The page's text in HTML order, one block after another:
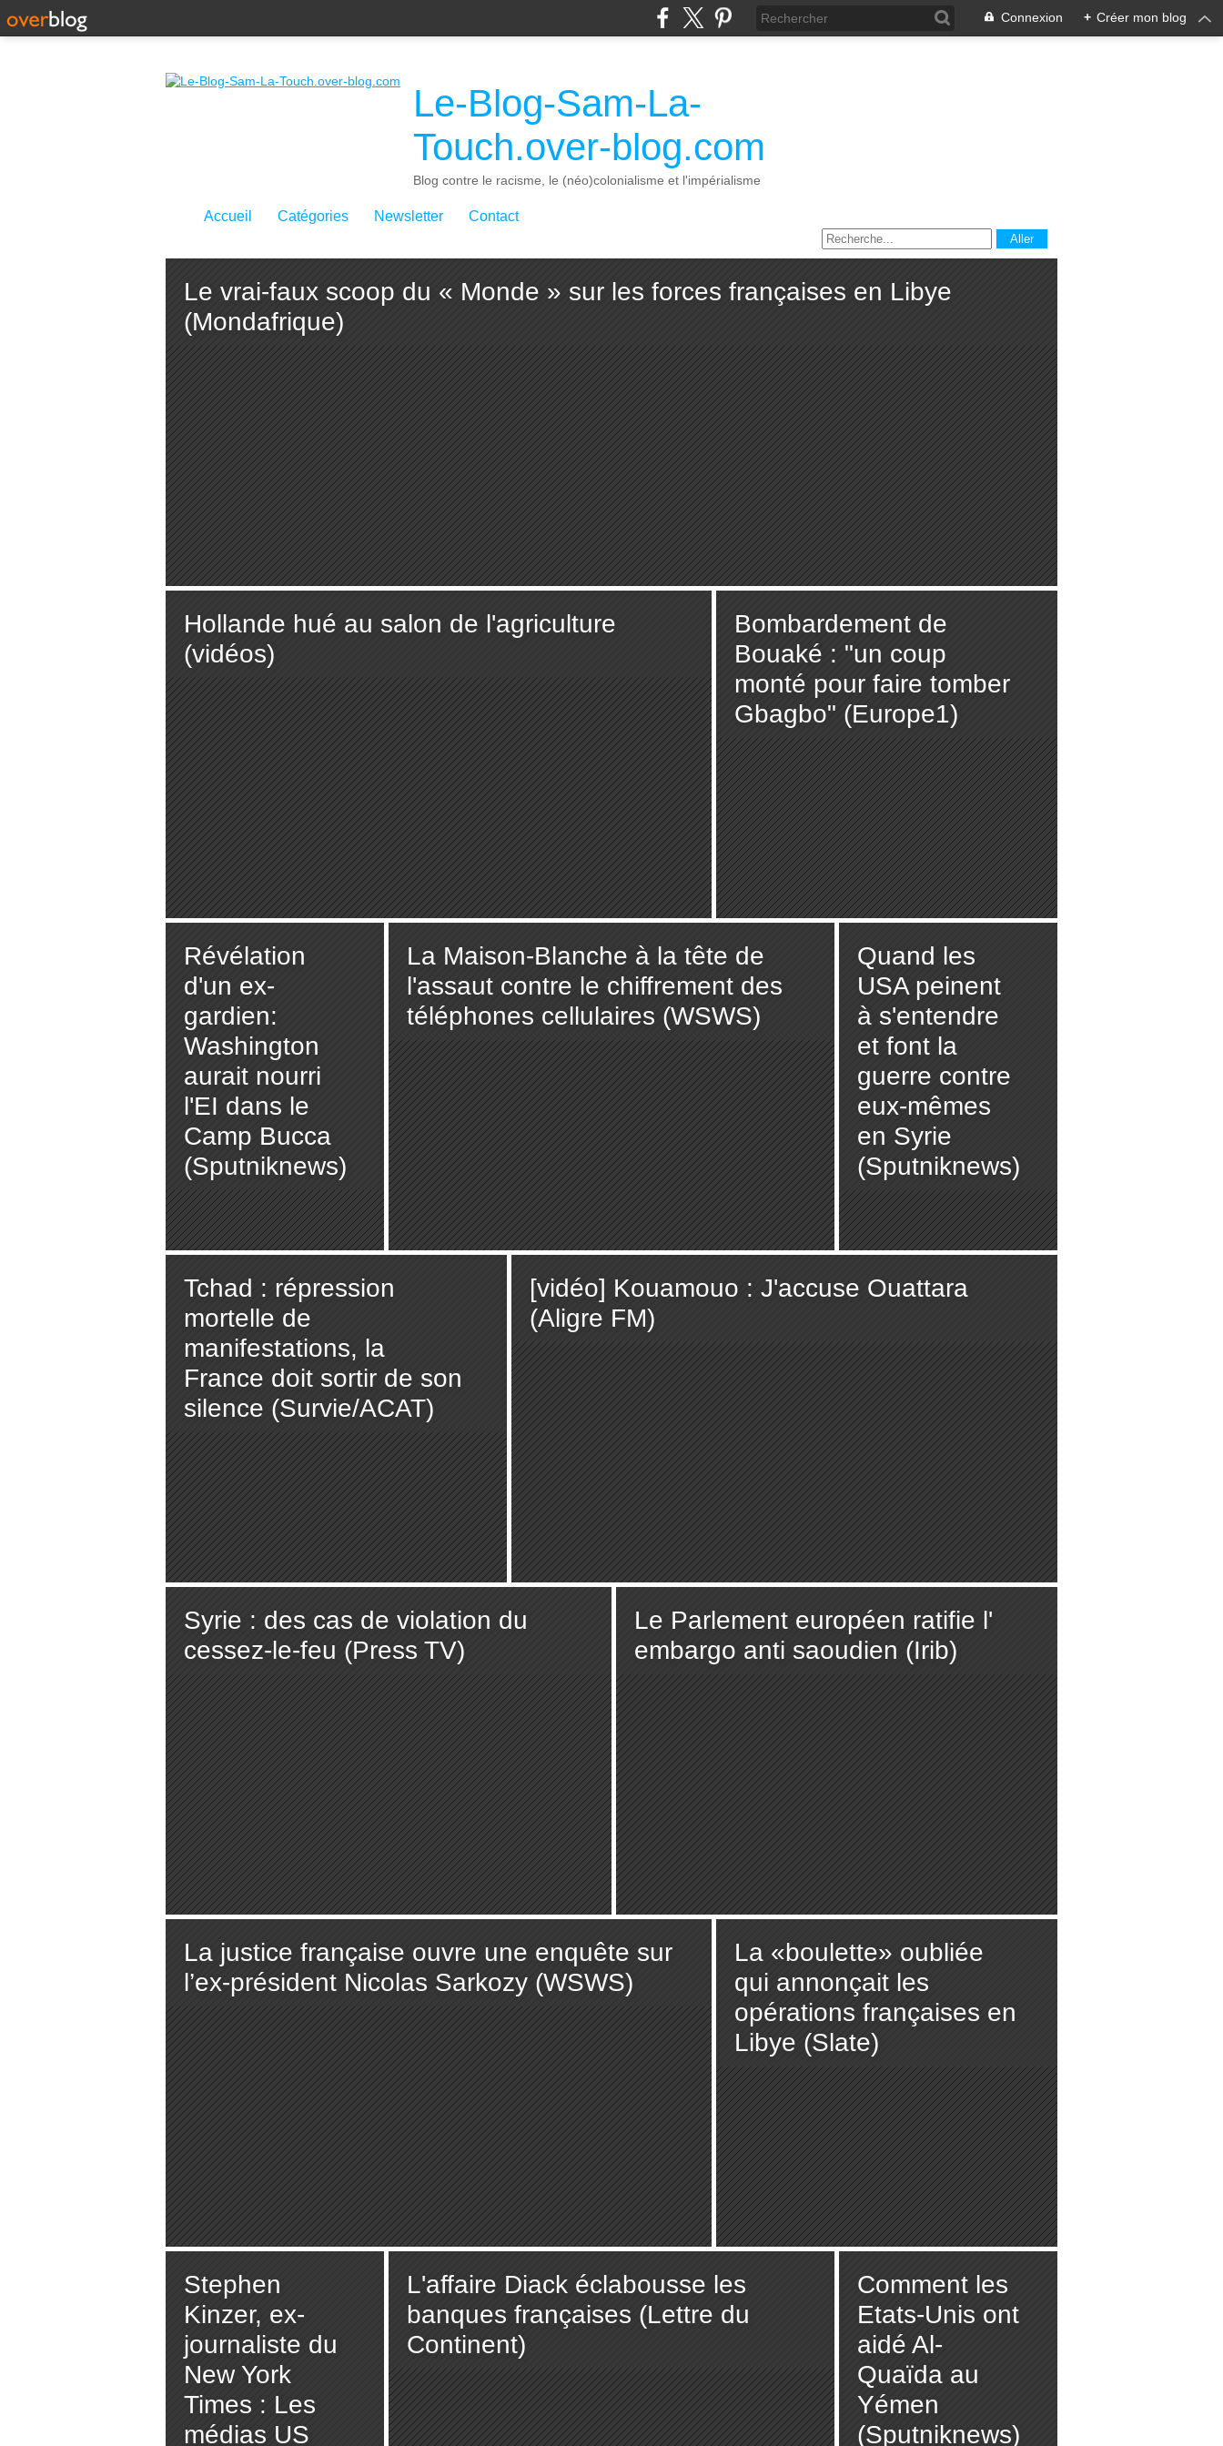
Connexion + Créer mon blog
Le-Blog-Sam-La-
Touch.over-blog.com
Blog contre le racisme, le (néo)colonialisme et l'impérialisme
Accueil Catégories Newsletter Contact
Le vrai-faux scoop du « Monde » sur les forces françaises en Libye
(Mondafrique)
Hollande hué au salon de l'agriculture
(vidéos)
Bombardement de
Bouaké : "un coup
monté pour faire tomber
Gbagbo" (Europe1)
Révélation
d'un ex-
gardien:
Washington
aurait nourri
l'EI dans le
Camp Bucca
(Sputniknews)
La Maison-Blanche à la tête de
l'assaut contre le chiffrement des
téléphones cellulaires (WSWS)
Quand les
USA peinent
à s'entendre
et font la
guerre contre
eux-mêmes
en Syrie
(Sputniknews)
Tchad : répression
mortelle de
manifestations, la
France doit sortir de son
silence (Survie/ACAT)
[vidéo] Kouamouo : J'accuse Ouattara
(Aligre FM)
Syrie : des cas de violation du
cessez-le-feu (Press TV)
Le Parlement européen ratifie l'
embargo anti saoudien (Irib)
La justice française ouvre une enquête sur
l’ex-président Nicolas Sarkozy (WSWS)
La «boulette» oubliée
qui annonçait les
opérations françaises en
Libye (Slate)
Stephen
Kinzer, ex-
journaliste du
New York
Times : Les
médias US
L'affaire Diack éclabousse les
banques françaises (Lettre du
Continent)
Comment les
Etats-Unis ont
aidé Al-
Quaïda au
Yémen
(Sputniknews)